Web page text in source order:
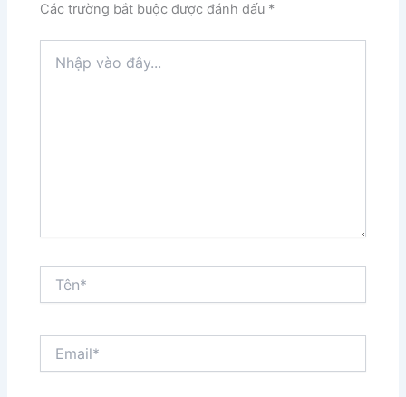
Các trường bắt buộc được đánh dấu *
vào